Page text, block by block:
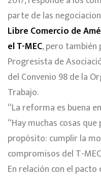
parte de las
Libre Comercio de
el T-MEC, pero
Progresista de
del Convenio 98 de la
Trabajo.
“La reforma es buena
“Hay muchas cosas
propósito: cumplir la
compromisos del T-
En relación con el